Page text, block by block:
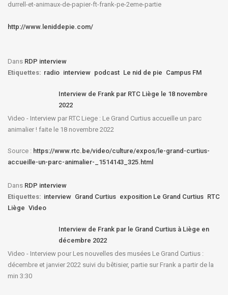
durrell-et-animaux-de-papier-ft-frank-pe-2eme-partie
http://www.leniddepie.com/
Dans RDP interview
Etiquettes: radio interview podcast Le nid de pie Campus FM
Interview de Frank par RTC Liège le 18 novembre
2022
Video - Interview par RTC Liege : Le Grand Curtius accueille un parc
animalier ! faite le 18 novembre 2022
Source : https://www.rtc.be/video/culture/expos/le-grand-curtius-
accueille-un-parc-animalier-_1514143_325.html
Dans RDP interview
Etiquettes: interview Grand Curtius exposition Le Grand Curtius RTC
Liège Video
Interview de Frank par le Grand Curtius à Liège en
décembre 2022
Video - Interview pour Les nouvelles des musées Le Grand Curtius :
décembre et janvier 2022 suivi du bêtisier, partie sur Frank a partir de la
min 3:30